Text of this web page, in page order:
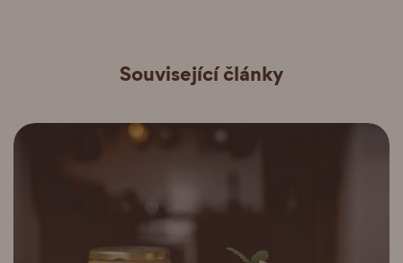
Související články